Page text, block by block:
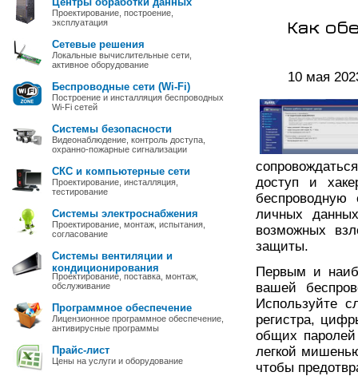
Проектирование, построение,
эксплуатация
Сетевые решения
Локальные вычислительные сети,
активное оборудование
Беспроводные сети (Wi-Fi)
Построение и инсталляция беспроводных
Wi-Fi сетей
Системы безопасности
Видеонаблюдение, контроль доступа,
охранно-пожарные сигнализации
СКС и компьютерные сети
Проектирование, инсталляция,
тестирование
Системы электроснабжения
Проектирование, монтаж, испытания,
согласование
Системы вентиляции и
кондиционирования
Проектирование, поставка, монтаж,
обслуживание
Программное обеспечение
Лицензионное программное обеспечение,
антивирусные программы
Прайс-лист
Цены на услуги и оборудование
Как
10 мая
доступ и
личных
возможных
защиты.
Первым и
вашей
Используйте
регистра,
общих
легкой
чтобы